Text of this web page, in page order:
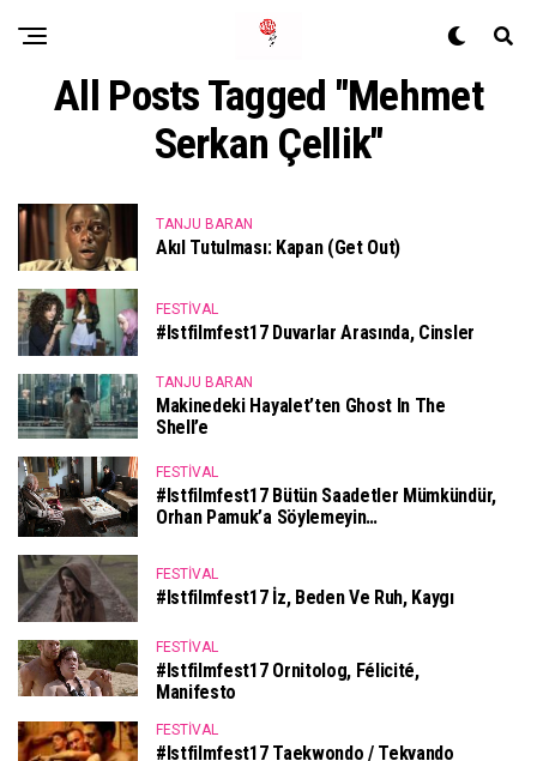
All Posts Tagged "Mehmet
Serkan Çellik"
TANJU BARAN
Akıl Tutulması: Kapan (Get Out)
FESTIVAL
#istfilmfest17 Duvarlar Arasında, Cinsler
TANJU BARAN
Makinedeki Hayalet’ten Ghost In The
Shell’e
FESTIVAL
#istfilmfest17 Bütün Saadetler Mümkündür,
Orhan Pamuk’a Söylemeyin…
FESTIVAL
#istfilmfest17 İz, Beden Ve Ruh, Kaygı
FESTIVAL
#istfilmfest17 Ornitolog, Félicité,
Manifesto
FESTIVAL
#istfilmfest17 Taekwondo / Tekvando